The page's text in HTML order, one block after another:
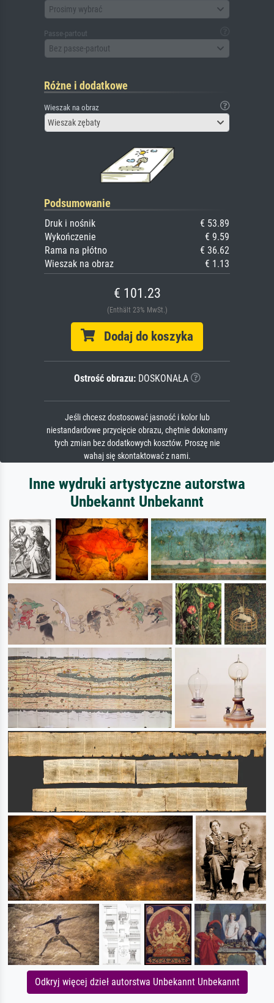
Prosimy wybrać
Passe-partout
Bez passe-partout
Różne i dodatkowe
Wieszak na obraz
Wieszak zębaty
Podsumowanie
Druk i nośnik
€ 53.89
Wykończenie
€ 9.59
Rama na płótno
€ 36.62
Wieszak na obraz
€ 1.13
€ 101.23
(Enthält 23% MwSt.)
Dodaj do koszyka
Ostrość obrazu:DOSKONAŁA
Jeśli chcesz dostosować jasność i kolor lub
niestandardowe przycięcie obrazu, chętnie dokonamy
tych zmian bez dodatkowych kosztów. Proszę nie
wahaj się skontaktować z nami.
Inne wydruki artystyczne autorstwa
Unbekannt Unbekannt
Odkryj więcej dzieł autorstwa Unbekannt Unbekannt